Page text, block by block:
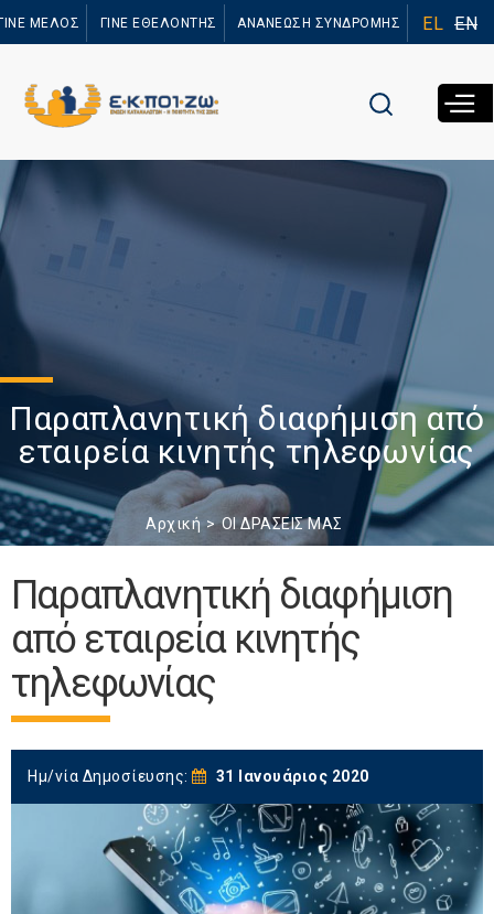
προς το
ΜΕΛΟΣ ΓΙΝΕ ΕΘΕΛΟΝΤΗΣ ΑΝΑΝΕΩΣΗ ΣΥΝΔΡΟΜΗΣ EL EN
Παραπλανητική διαφήμιση από
εταιρεία κινητής τηλεφωνίας
Αρχική ΟΙ ΔΡΑΣΕΙΣ ΜΑΣ
Παραπλανητική διαφήμιση
από εταιρεία κινητής
τηλεφωνίας
Ημ/νία Δημοσίευσης: 31 Ιανουάριος 2020